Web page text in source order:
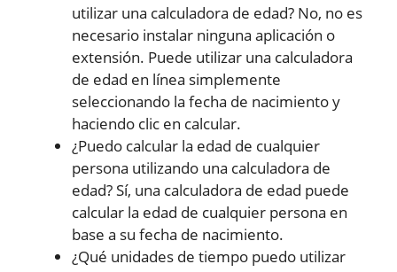
utilizar una calculadora de edad? No, no es
necesario instalar ninguna aplicación o
extensión. Puede utilizar una calculadora
de edad en línea simplemente
seleccionando la fecha de nacimiento y
haciendo clic en calcular.
¿Puedo calcular la edad de cualquier
persona utilizando una calculadora de
edad? Sí, una calculadora de edad puede
calcular la edad de cualquier persona en
base a su fecha de nacimiento.
¿Qué unidades de tiempo puedo utilizar